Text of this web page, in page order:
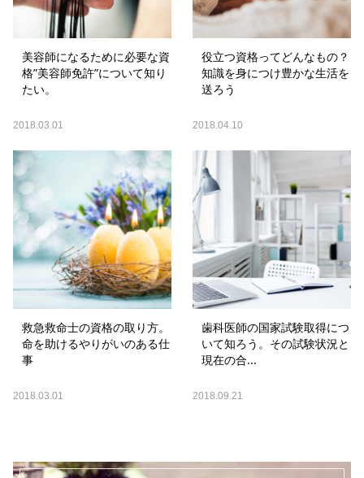
美容師になるために必要な資
格”美容師免許”について知り
たい。
2018.03.01
役立つ資格ってどんなもの？
知識を身につけ豊かな生活を
送ろう
2018.04.10
救急救命士の資格の取り方。
命を助けるやりがいのある仕
事
2018.03.01
歯科医師の国家試験取得につ
いて知ろう。その試験状況と
現在の合...
2018.09.21